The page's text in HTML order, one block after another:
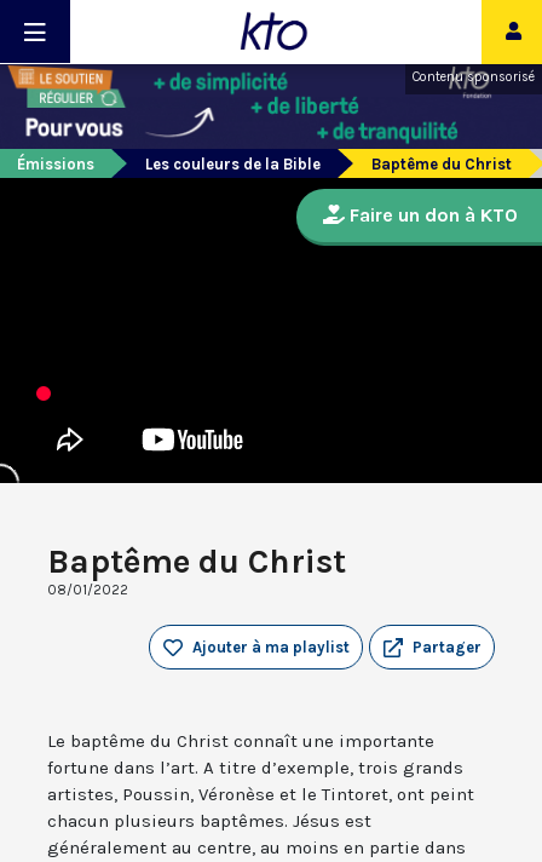
Contenu sponsorisé
Émissions Les couleurs de la Bible Baptême du Christ
Baptême du Christ
08/01/2022
Partager
Ajouter à ma playlist
Le baptême du Christ connaît une importante
fortune dans l’art. A titre d’exemple, trois grands
artistes, Poussin, Véronèse et le Tintoret, ont peint
chacun plusieurs baptêmes. Jésus est
généralement au centre, au moins en partie dans
Faire un don à KTO